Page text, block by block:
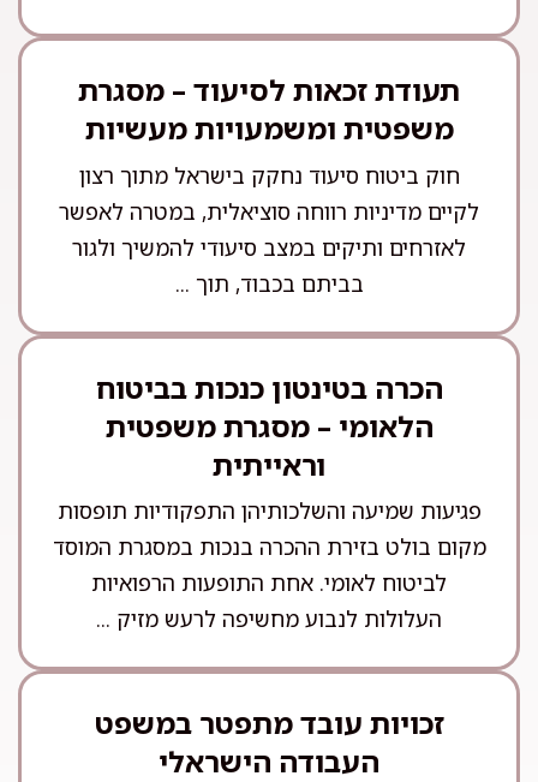
תעודת זכאות לסיעוד – מסגרת
משפטית ומשמעויות מעשיות
חוק ביטוח סיעוד נחקק בישראל מתוך רצון
לקיים מדיניות רווחה סוציאלית, במטרה לאפשר
לאזרחים ותיקים במצב סיעודי להמשיך ולגור
בביתם בכבוד, תוך ...
הכרה בטינטון כנכות בביטוח
הלאומי – מסגרת משפטית
וראייתית
פגיעות שמיעה והשלכותיהן התפקודיות תופסות
מקום בולט בזירת ההכרה בנכות במסגרת המוסד
לביטוח לאומי. אחת התופעות הרפואיות
העלולות לנבוע מחשיפה לרעש מזיק ...
זכויות עובד מתפטר במשפט
העבודה הישראלי